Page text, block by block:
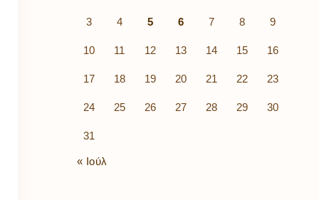
3 4 5 6 7 8 9
10 11 12 13 14 15 16
17 18 19 20 21 22 23
24 25 26 27 28 29 30
31
« Ιούλ